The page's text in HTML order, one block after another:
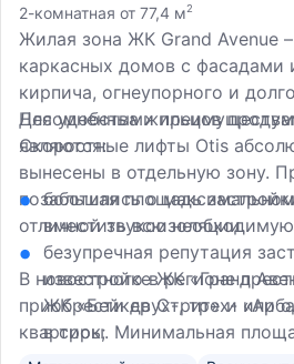
2-комнатная от 77,4 м2
Жилая зона ЖК Grand Avenue
каркасных домов с фасадами
кирпича, огнеупорного и
Для удобства жильцов
Скоростные лифты Otis
вынесены в отдельную зону.
позаботились о
отличной звукоизоляции.
Несомненными
являются:
большая площадь
вместить всю
безупречная репутация
известного в регионе
ЖК «Бейкер Стрит» и
в срок;
выгодное местоположение
В новостройке ЖК «Гранд
приобрести двух-, трех- или
квартиры. Минимальная
Обязательный элемент в